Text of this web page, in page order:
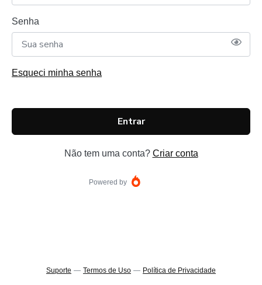
Senha
Esqueci minha senha
Entrar
Não tem uma conta? Criar conta
Powered by
Suporte — Termos de Uso — Política de Privacidade